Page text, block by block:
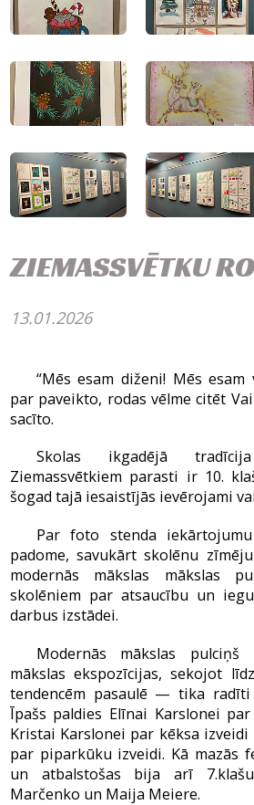
ZIEMASSVĒTKU
13.01.2026
“Mēs esam diženi! Mēs
par paveikto, rodas vēlme citēt
sacīto.
Skolas ikgadējā
Ziemassvētkiem parasti ir 10.
šogad tajā iesaistījās ievērojami
Par foto stenda
padome, savukārt skolēnu
modernās mākslas mākslas
skolēniem par atsaucību un
darbus izstādei.
Modernās mākslas
mākslas ekspozīcijas, sekojot
tendencēm pasaulē — tika radīti
Īpašs paldies Elīnai Karslonei
Kristai Karslonei par kēksa
par piparkūku izveidi. Kā mazās
un atbalstošas bija arī
Marčenko un Maija Meiere.